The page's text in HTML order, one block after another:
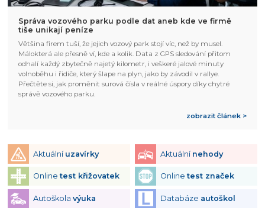
Správa vozového parku podle dat aneb kde ve firmě
tiše unikají peníze
Většina firem tuší, že jejich vozový park stojí víc, než by musel.
Málokterá ale přesně ví, kde a kolik. Data z GPS sledování přitom
odhalí každý zbytečně najetý kilometr, i veškeré jalové minuty
volnoběhu i řidiče, který šlape na plyn, jako by závodil v rallye.
Přečtěte si, jak proměnit surová čísla v reálné úspory díky chytré
správě vozového parku.
zobrazit článek >
Aktuální uzavírky Aktuální nehody
Onlinetest křižovatek Onlinetest značek
Autoškola výuka Databáze autoškol